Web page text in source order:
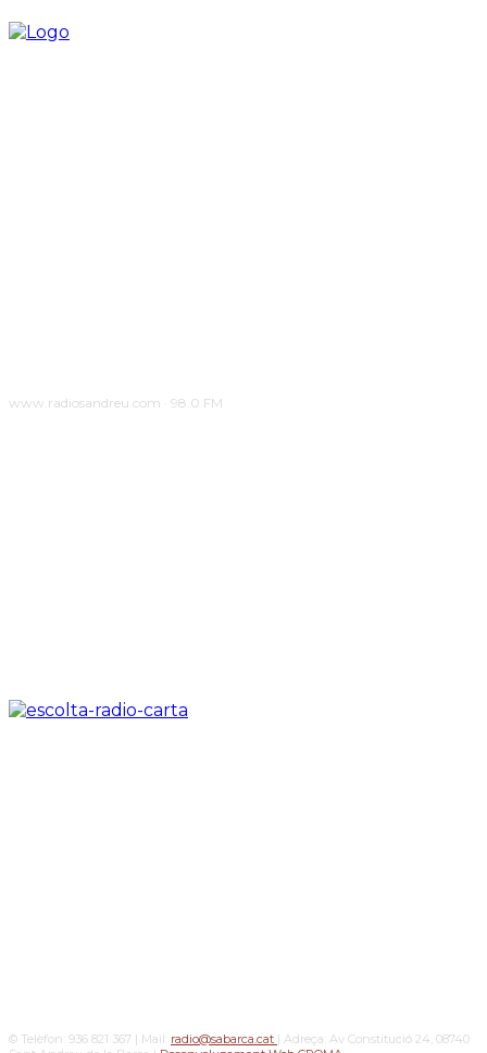
www.radiosandreu.com · 98.0 FM
© Telèfon: 936 821 367 | Mail: radio@sabarca.cat | Adreça: Av Constitució 24, 08740